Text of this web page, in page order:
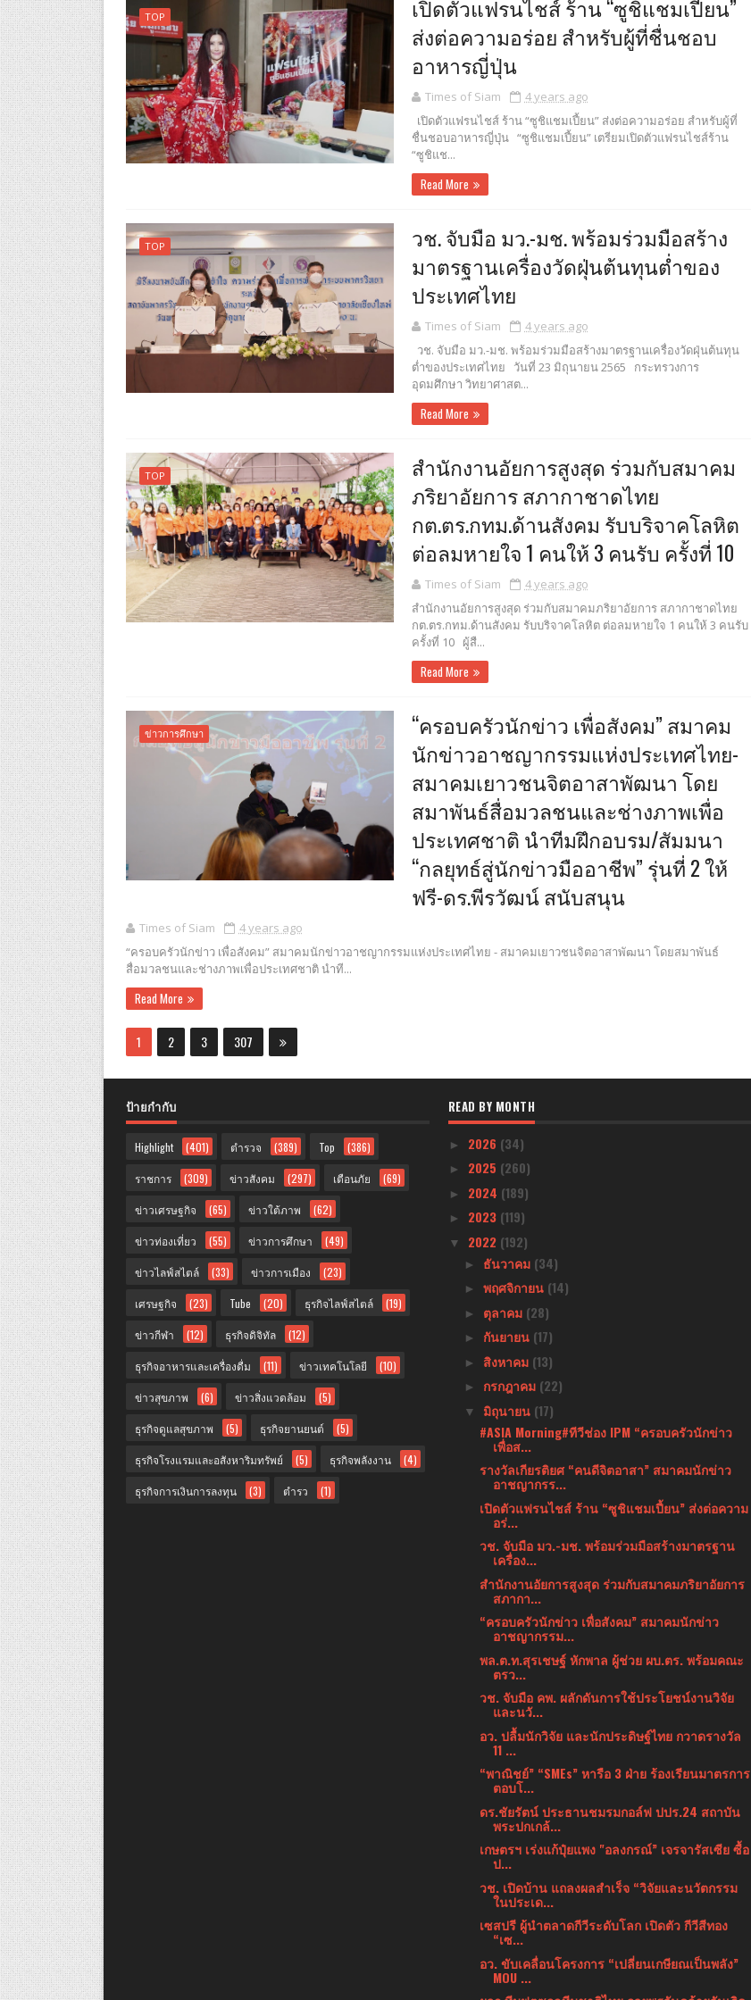
TOP
เปิดตัวแฟรนไชส์ ร้าน “ซูชิแชมเปี้ยน”
ส่งต่อความอร่อย สำหรับผู้ที่ชื่นชอบ
อาหารญี่ปุ่น
Times of Siam
4 years ago
เปิดตัวแฟรนไชส์ ร้าน “ซูชิแชมเปี้ยน” ส่งต่อความอร่อย สำหรับผู้ที่
ชื่นชอบอาหารญี่ปุ่น “ซูชิแชมเปี้ยน” เตรียมเปิดตัวแฟรนไชส์ร้าน
“ซูชิแช...
Read More
TOP
วช. จับมือ มว.-มช. พร้อมร่วมมือสร้าง
มาตรฐานเครื่องวัดฝุ่นต้นทุนต่ำของ
ประเทศไทย
Times of Siam
4 years ago
วช. จับมือ มว.-มช. พร้อมร่วมมือสร้างมาตรฐานเครื่องวัดฝุ่นต้นทุน
ต่ำของประเทศไทย วันที่ 23 มิถุนายน 2565 กระทรวงการ
อุดมศึกษา วิทยาศาสต...
Read More
TOP
สำนักงานอัยการสูงสุด ร่วมกับสมาคม
ภริยาอัยการ สภากาชาดไทย
กต.ตร.กทม.ด้านสังคม รับบริจาคโลหิต
ต่อลมหายใจ 1 คนให้ 3 คนรับ ครั้งที่ 10
Times of Siam
4 years ago
สำนักงานอัยการสูงสุด ร่วมกับสมาคมภริยาอัยการ สภากาชาดไทย
กต.ตร.กทม.ด้านสังคม รับบริจาคโลหิต ต่อลมหายใจ 1 คนให้ 3 คนรับ
ครั้งที่ 10 ผู้สื...
Read More
ข่าวการศึกษา
“ครอบครัวนักข่าว เพื่อสังคม” สมาคม
นักข่าวอาชญากรรมแห่งประเทศไทย-
สมาคมเยาวชนจิตอาสาพัฒนา โดย
สมาพันธ์สื่อมวลชนและช่างภาพเพื่อ
ประเทศชาติ นำทีมฝึกอบรม/สัมมนา
“กลยุทธ์สู่นักข่าวมืออาชีพ” รุ่นที่ 2 ให้
ฟรี-ดร.พีรวัฒน์ สนับสนุน
Times of Siam
4 years ago
“ครอบครัวนักข่าว เพื่อสังคม” สมาคมนักข่าวอาชญากรรมแห่งประเทศไทย - สมาคมเยาวชนจิตอาสาพัฒนา โดยสมาพันธ์
สื่อมวลชนและช่างภาพเพื่อประเทศชาติ นำที...
Read More
1 2 3 307
ป้ายกำกับ
Highlight (401) ตำรวจ (389) Top (386)
ราชการ (309) ข่าวสังคม (297) เตือนภัย (69)
ข่าวเศรษฐกิจ (65) ข่าวใต้ภาพ (62)
ข่าวท่องเที่ยว (55) ข่าวการศึกษา (49)
ข่าวไลฟ์สไตล์ (33) ข่าวการเมือง (23)
เศรษฐกิจ (23) Tube (20) ธุรกิจไลฟ์สไตล์ (19)
ข่าวกีฬา (12) ธุรกิจดิจิทัล (12)
ธุรกิจอาหารและเครื่องดื่ม (11) ข่าวเทคโนโลยี (10)
ข่าวสุขภาพ (6) ข่าวสิ่งแวดล้อม (5)
ธุรกิจดูแลสุขภาพ (5) ธุรกิจยานยนต์ (5)
ธุรกิจโรงแรมและอสังหาริมทรัพย์ (5) ธุรกิจพลังงาน (4)
ธุรกิจการเงินการลงทุน (3) ตำรว (1)
READ BY MONTH
► 2026 (34)
► 2025 (260)
► 2024 (189)
► 2023 (119)
▼ 2022 (192)
► ธันวาคม (34)
► พฤศจิกายน (14)
► ตุลาคม (28)
► กันยายน (17)
► สิงหาคม (13)
► กรกฎาคม (22)
▼ มิถุนายน (17)
#ASIA Morning#ทีวีช่อง IPM “ครอบครัวนักข่าว
เพื่อส...
รางวัลเกียรติยศ “คนดีจิตอาสา” สมาคมนักข่าว
อาชญากรร...
เปิดตัวแฟรนไชส์ ร้าน “ซูชิแชมเปี้ยน” ส่งต่อความ
อร่...
วช. จับมือ มว.-มช. พร้อมร่วมมือสร้างมาตรฐาน
เครื่อง...
สำนักงานอัยการสูงสุด ร่วมกับสมาคมภริยาอัยการ
สภากา...
“ครอบครัวนักข่าว เพื่อสังคม” สมาคมนักข่าว
อาชญากรรม...
พล.ต.ท.สุรเชษฐ์ หักพาล ผู้ช่วย ผบ.ตร. พร้อมคณะ
ตรว...
วช. จับมือ คพ. ผลักดันการใช้ประโยชน์งานวิจัย
และนวั...
อว. ปลื้มนักวิจัย และนักประดิษฐ์ไทย กวาดรางวัล
11 ...
“พาณิชย์” “SMEs” หารือ 3 ฝ่าย ร้องเรียนมาตรการ
ตอบโ...
ดร.ชัยรัตน์ ประธานชมรมกอล์ฟ ปปร.24 สถาบัน
พระปกเกล้...
เกษตรฯ เร่งแก้ปุ๋ยแพง "อลงกรณ์” เจรจารัสเซีย ซื้อ
ป...
วช. เปิดบ้าน แถลงผลสำเร็จ “วิจัยและนวัตกรรม
ในประเด...
เซสปรี ผู้นำตลาดกีวีระดับโลก เปิดตัว กีวีสีทอง
“เซ...
อว. ขับเคลื่อนโครงการ “เปลี่ยนเกษียณเป็นพลัง”
MOU ...